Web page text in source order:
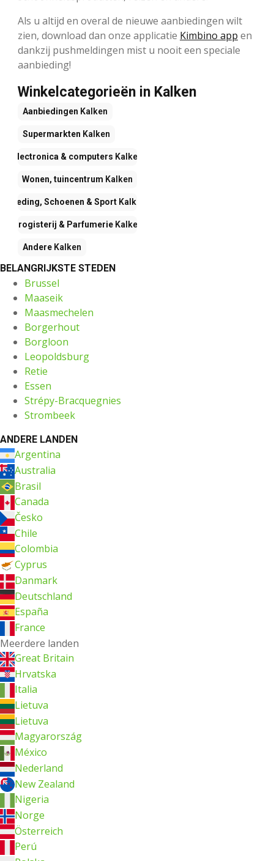
Als u altijd en overal de nieuwe aanbiedingen wilt
zien, download dan onze applicatie Kimbino app en
dankzij pushmeldingen mist u nooit een speciale
aanbieding!
Winkelcategorieën in Kalken
Aanbiedingen Kalken
Supermarkten Kalken
Electronica & computers Kalken
Wonen, tuincentrum Kalken
Kleding, Schoenen & Sport Kalken
Drogisterij & Parfumerie Kalken
Andere Kalken
BELANGRIJKSTE STEDEN
Brussel
Maaseik
Maasmechelen
Borgerhout
Borgloon
Leopoldsburg
Retie
Essen
Strépy-Bracquegnies
Strombeek
ANDERE LANDEN
Argentina
Australia
Brasil
Canada
Česko
Chile
Colombia
Cyprus
Danmark
Deutschland
España
France
Meerdere landen
Great Britain
Hrvatska
Italia
Lietuva
Lietuva
Magyarország
México
Nederland
New Zealand
Nigeria
Norge
Österreich
Perú